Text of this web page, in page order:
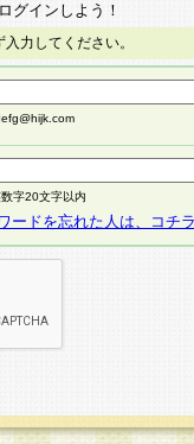
グインしよう！
力してください。
字20文字以内
ードを忘れた人は、コチ